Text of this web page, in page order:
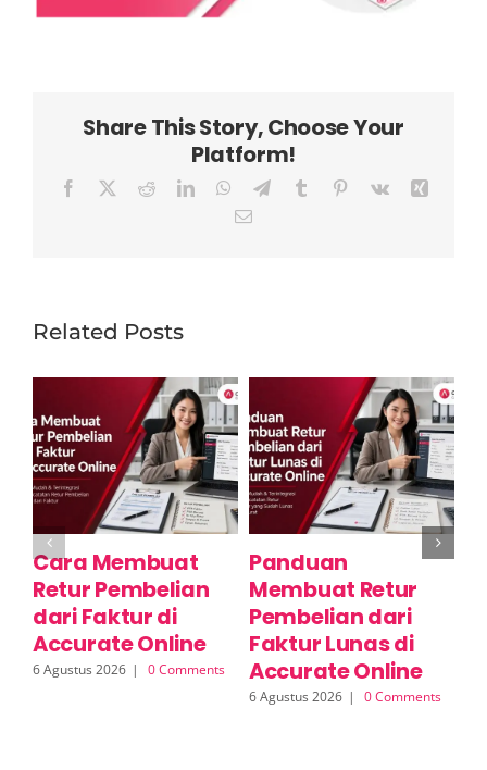
Share This Story, Choose Your
Platform!
Facebook RedditLinkedInWhatsApp
TelegramTumblr Pinterest
Vk
Xing
Email
Related Posts
Cara Membuat
Retur Pembelian
dari Faktur di
Accurate Online
6 Agustus 2026 | 0 Comments
Panduan
Membuat Retur
Pembelian dari
Faktur Lunas di
Accurate Online
6 Agustus 2026 | 0 Comments